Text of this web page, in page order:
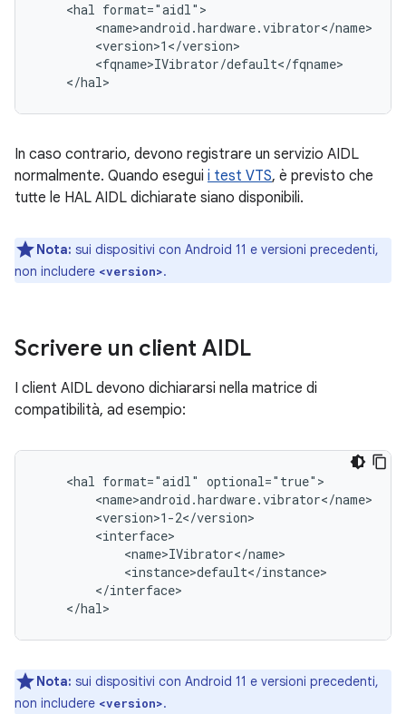
    <hal format="aidl">
        <name>android.hardware.vibrator</name>
        <version>1</version>
        <fqname>IVibrator/default</fqname>
In caso contrario, devono registrare un servizio AIDL
normalmente. Quando esegui i test VTS, è previsto che
tutte le HAL AIDL dichiarate siano disponibili.
Nota: sui dispositivi con Android 11 e versioni precedenti,
non includere <version>.
Scrivere un client AIDL
I client AIDL devono dichiararsi nella matrice di
compatibilità, ad esempio:
    <hal format="aidl" optional="true">
        <name>android.hardware.vibrator</name>
        <version>1-2</version>
        <interface>
            <name>IVibrator</name>
            <instance>default</instance>
        </interface>
Nota: sui dispositivi con Android 11 e versioni precedenti,
non includere <version>.